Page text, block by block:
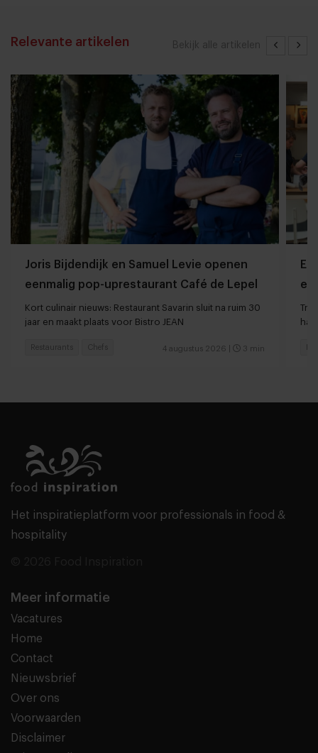
Bekijk alle artikelen
Relevante artikelen
Joris Bijdendijk en Samuel Levie openen
eenmalig pop-uprestaurant Café de Lepel
Kort culinair nieuws: Restaurant Savarin sluit na ruim 30
jaar en maakt plaats voor Bistro JEAN
4 augustus 2026 3 min
Restaurants Chefs
Het inspiratieplatform voor professionals in food &
hospitality
Meer informatie
Vacatures
Home
Contact
Nieuwsbrief
Over ons
Voorwaarden
Disclaimer